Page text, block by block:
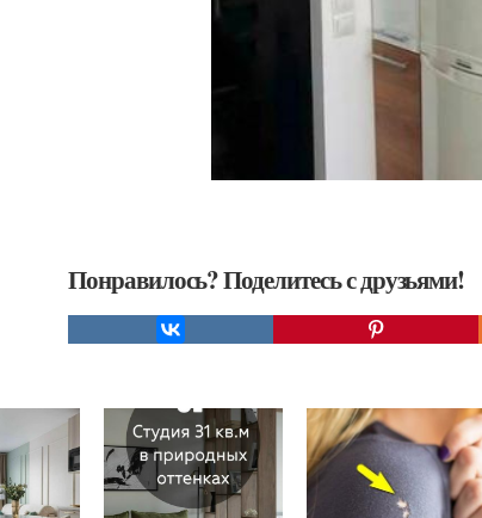
Понравилось? Поделитесь с друзьями!